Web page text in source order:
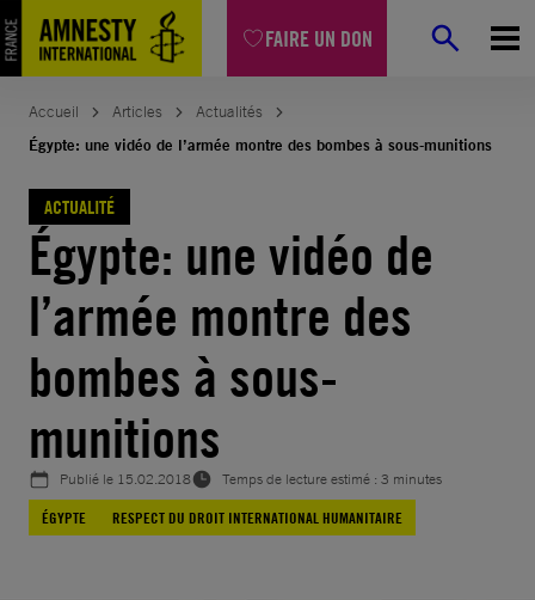
FAIRE UN DON
Aller
au
contenu
Accueil Articles
Actualités
Égypte: une vidéo de l’armée montre des bombes à sous-munitions
ACTUALITÉ
Égypte: une vidéo de
l’armée montre des
bombes à sous-
munitions
Publié le 15.02.2018
Temps de lecture estimé : 3 minutes
ÉGYPTE
RESPECT DU DROIT INTERNATIONAL HUMANITAIRE